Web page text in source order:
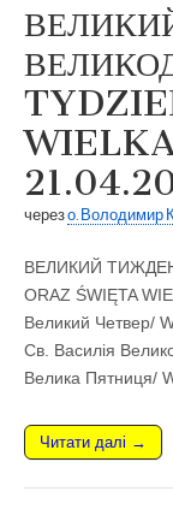
черезо. Володимир
ВЕЛИКИЙ
ORAZ ŚWIĘTA
Великий Четвер/
Св. Василія
Великa Пятниця/
Читати далі →